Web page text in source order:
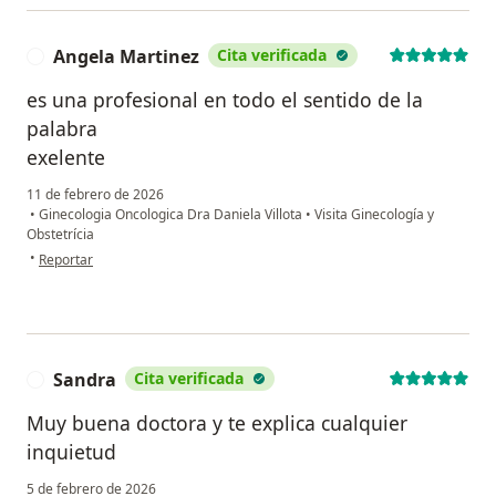
Angela Martinez Cita verificada
es una profesional en todo el sentido de la
palabra
exelente
11 de febrero de 2026
• Ginecologia Oncologica Dra Daniela Villota • Visita Ginecología y
Obstetrícia
• en opinión del usuario Angela Martinez
Reportar
Sandra Cita verificada
Muy buena doctora y te explica cualquier
inquietud
5 de febrero de 2026